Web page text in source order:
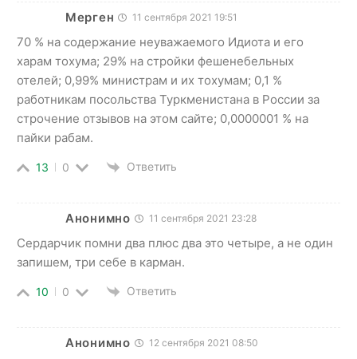
Мерген 11 сентября 2021 19:51
70 % на содержание неуважаемого Идиота и его
харам тохума; 29% на стройки фешенебельных
отелей; 0,99% министрам и их тохумам; 0,1 %
работникам посольства Туркменистана в России за
строчение отзывов на этом сайте; 0,0000001 % на
пайки рабам.
13 0 Ответить
Анонимно 11 сентября 2021 23:28
Сердарчик помни два плюс два это четыре, а не один
запишем, три себе в карман.
10 0 Ответить
Анонимно 12 сентября 2021 08:50